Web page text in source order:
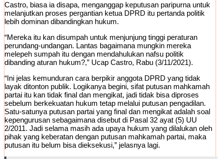
Castro, biasa ia disapa, menganggap keputusan paripurna untuk
melanjutkan proses pergantian ketua DPRD itu pertanda politik
lebih dominan dibandingkan hukum.
“Mereka itu kan disumpah untuk menjunjung tinggi peraturan
perundang-undangan. Lantas bagaimana mungkin mereka
melepeh sumpah itu dengan mendahulukan nafsu politik
dibanding aturan hukum?,” Ucap Castro, Rabu (3/11/2021).
“Ini jelas kemunduran cara berpikir anggota DPRD yang tidak
layak ditonton publik. Logikanya begini, sifat putusan mahkamah
partai itu kan tidak final dan mengikat, jadi tidak bisa diproses
sebelum berkekuatan hukum tetap melalui putusan pengadilan.
Satu-satunya putusan partai yang final dan mengikat adalah soal
kepengurusan sebagaimana disebut di Pasal 32 ayat (5) UU
2/2011. Jadi selama masih ada upaya hukum yang dilalukan oleh
pihak yang keberatan dengan putusan mahkamah partai, maka
putusan itu belum bisa dieksekusi,” jelasnya lagi.